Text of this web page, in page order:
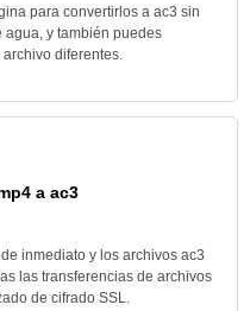
para convertirlos a ac3 sin
agua, y también puedes
diferentes.
a ac3
inmediato y los archivos ac3
las transferencias de archivos
de cifrado SSL.